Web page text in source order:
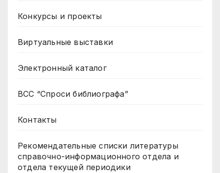
Конкурсы и проекты
Виртуальные выставки
Электронный каталог
ВСС “Спроси библиографа”
Контакты
Рекомендательные списки литературы
справочно-информационного отдела и
отдела текущей периодики